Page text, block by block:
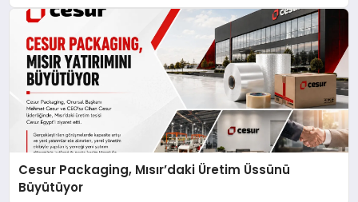
Cesur Packaging, Mısır’daki Üretim Üssünü
Büyütüyor